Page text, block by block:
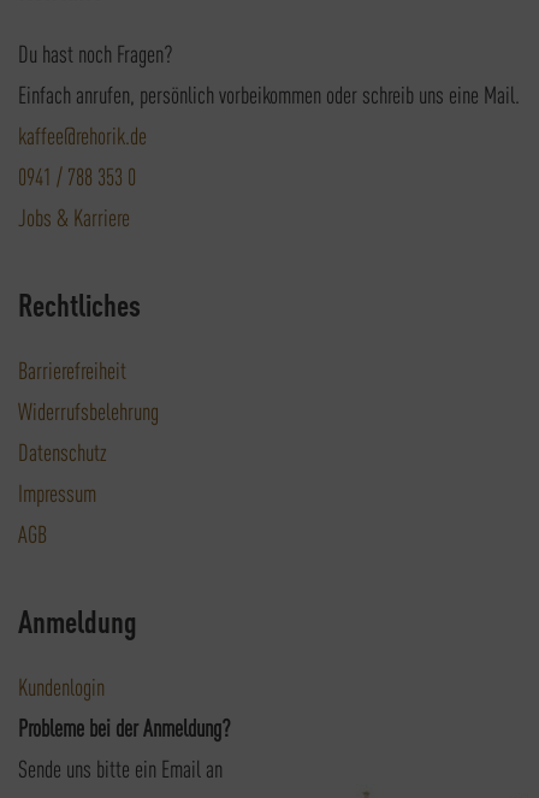
Du hast noch Fragen?
Einfach anrufen, persönlich vorbeikommen oder schreib uns eine Mail.
kaffee@rehorik.de
0941 / 788 353 0
Jobs & Karriere
Rechtliches
Barrierefreiheit
Widerrufsbelehrung
Datenschutz
Impressum
AGB
Anmeldung
Kundenlogin
Probleme bei der Anmeldung?
Sende uns bitte ein Email an